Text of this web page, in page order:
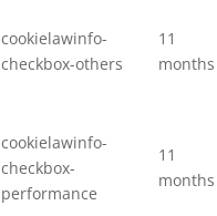
cookielawinfo-
checkbox-others
11
months
cookielawinfo-
checkbox-
performance
11
months